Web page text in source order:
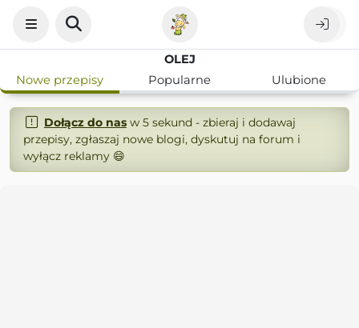
OLEJ
Nowe przepisy
Popularne Ulubione
Dołącz do nasw 5 sekund - zbieraj i dodawaj
przepisy, zgłaszaj nowe blogi, dyskutuj na forum i
wyłącz reklamy 😄